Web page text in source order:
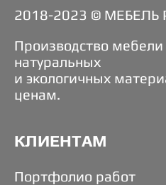
2018-2023 © МЕБЕЛЬ
Производство
натуральных
и экологичных
ценам.
КЛИЕНТАМ
Портфолио работ